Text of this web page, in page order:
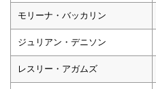
モリーナ・バッカリン
ジュリアン・デニソン
レスリー・アガムズ